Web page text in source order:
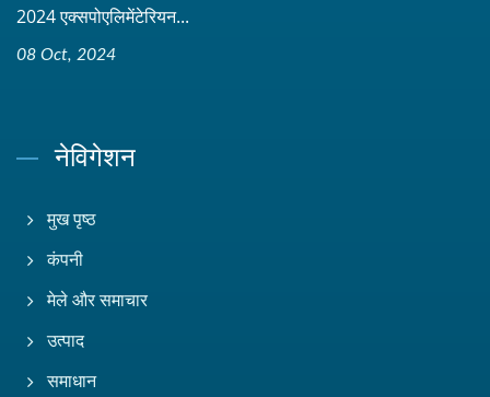
2024 एक्सपोएलिमेंटेरियन...
08 Oct, 2024
नेविगेशन
मुख पृष्ठ
कंपनी
मेले और समाचार
उत्पाद
समाधान